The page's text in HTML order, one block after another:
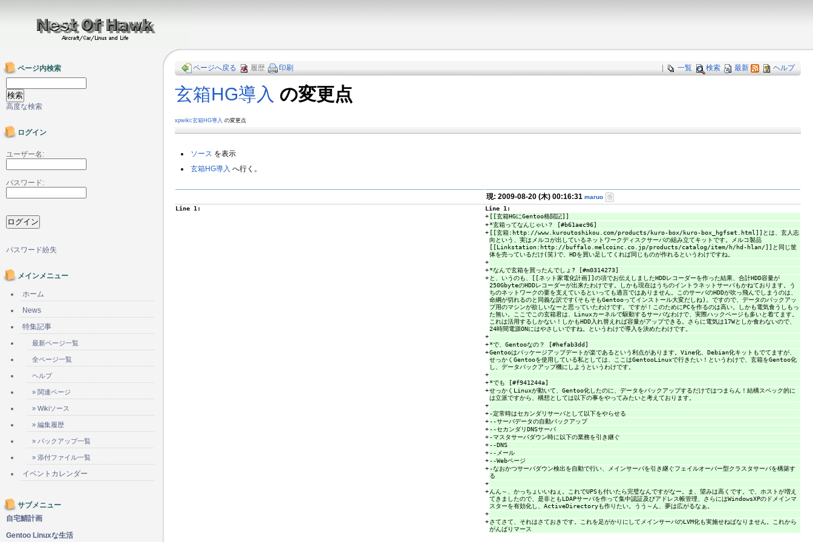
一覧 検索 最新 ヘルプ
ページへ戻る 履歴 印刷
玄箱HG導入 の変更点
xpwiki:玄箱HG導入 の変更点
ソース を表示
玄箱HG導入 へ行く。
現: 2009-08-20 (木) 00:16:31 maruo
Line 1:
Line 1:
+ [[玄箱HGにGentoo格闘記]]
+ *玄箱ってなんじゃい？ [#b61aec96]
+ [[玄箱:http://www.kuroutoshikou.com/products/kuro-box/kuro-box_hgfset.html]]とは、玄人志
向という、実はメルコが出しているネットワークディスクサーバの組み立てキットです。メルコ製品
[[Linkstation:http://buffalo.melcoinc.co.jp/products/catalog/item/h/hd-hlan/]]と同じ筐
体を売っているだけ(笑)で、HDを買い足してくれば同じものが作れるというわけですね。
+
+ *なんで玄箱を買ったんでしょ? [#m0314273]
+ と、いうのも、[[ネット家電化計画]]の項でお伝えしましたHDDレコーダーを作った結果、合計HDD容量が
250GbyteのHDDレコーダーが出来たわけです。しかも現在はうちのイントラネットサーバもかねております。う
ちのネットワークの要を支えているといっても過言ではありません。このサーバのHDDが吹っ飛んでしまうのは、
命綱が切れるのと同義な訳です(そもそもGentooってインストール大変だしね)。ですので、データのバックアッ
プ用のマシンが欲しいなーと思っていたわけです。ですが！このためにPCを作るのは高い。しかも電気食うしもっ
た無い。ここでこの玄箱君は、Linuxカーネルで駆動するサーバなわけで、実際ハックページも多いと着てます。
これは活用するしかない！しかもHDD入れ替えれば容量がアップできる。さらに電気は17Wとしか食わないので、
24時間電源ONにはやさしいですね。というわけで導入を決めたわけです。
+
+ *で、Gentooなの？ [#hefab3dd]
+Gentooはパッケージアップデートが楽であるという利点があります。Vine化、Debian化キットもでてますが、
せっかくGentooを使用している私としては、ここはGentooLinuxで行きたい！というわけで、玄箱をGentoo化
し、データバックアップ機にしようというわけです。
+
+ *でも [#f941244a]
+せっかくLinuxが動いて、Gentoo化したのに、データをバックアップするだけではつまらん！結構スペック的に
は立派ですから、構想としては以下の事をやってみたいと考えております。
+
+ -定常時はセカンダリサーバとして以下をやらせる
+ --サーバデータの自動バックアップ
+ --セカンダリDNSサーバ
+ -マスタサーバダウン時に以下の業務を引き継ぐ
+ --DNS
+ --メール
+ --Webページ
+ -なおかつサーバダウン検出を自動で行い、メインサーバを引き継ぐフェイルオーバー型クラスタサーバを構築す
る
+
+ んん～、かっちょいいねぇ。これでUPSも付いたら完璧なんですがなー。ま、望みは高くです。で、ホストが増え
てきましたので、是非ともLDAPサーバを作って集中認証及びアドレス帳管理、さらにはWindowsXPのドメインマ
スターを有効化し、ActiveDirectoryも作りたい。うう～ん、夢は広がるなぁ。
+
+ さてさて、それはさておきです。これを足がかりにしてメインサーバのLVM化も実施せねばなりません。これから
がんばりマース
ページ内検索
高度な検索
ログイン
ユーザー名:
パスワード:
パスワード紛失
メインメニュー
ホーム
News
特集記事
最新ページ一覧
全ページ一覧
ヘルプ
» 関連ページ
» Wikiソース
» 編集履歴
» バックアップ一覧
» 添付ファイル一覧
イベントカレンダー
サブメニュー
自宅鯖計画
Gentoo Linuxな生活